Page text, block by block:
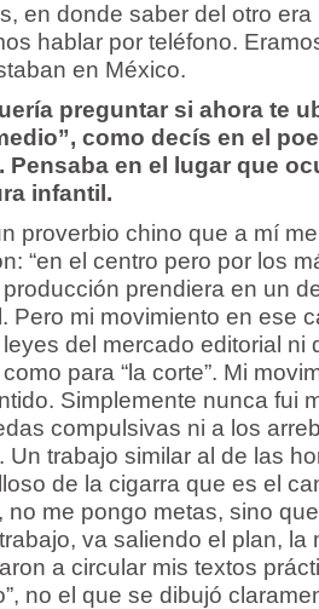
en donde saber del otro
hablar por teléfono.
en México.
preguntar si ahora te
como decís en el
Pensaba en el lugar que
infantil.
proverbio chino que a mí
“en el centro pero por los
prendiera en un
Pero mi movimiento en ese
del mercado editorial ni
para “la corte”. Mi
Simplemente nunca fui
compulsivas ni a los
Un trabajo similar al de las
de la cigarra que es el
no me pongo metas, sino
va saliendo el plan, la
a circular mis textos
no el que se dibujó